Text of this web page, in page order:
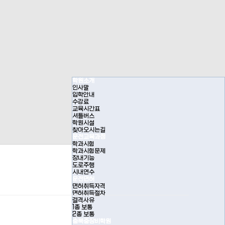
학원소개
인사말
입학안내
수강료
교육시간표
셔틀버스
학원시설
찾아오시는길
운전교육과정
학과시험
학과시험문제
장내기능
도로주행
시내연수
운전면허
면허취득자격
면허취득절차
결격사유
1종 보통
2종 보통
충북중장비학원